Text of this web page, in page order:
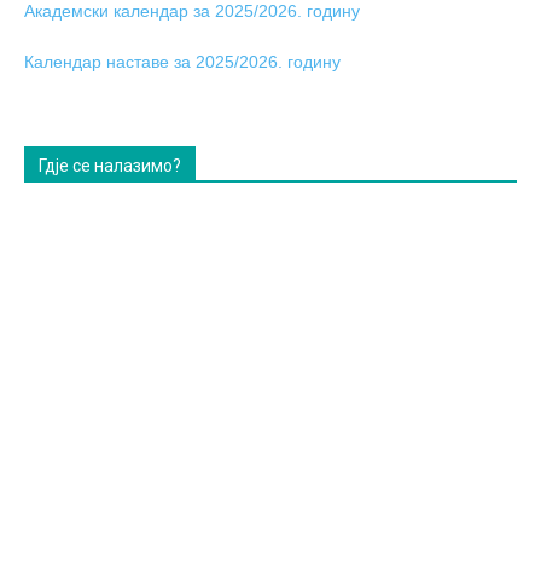
Академски календар за 2025/2026. годину
Календар наставе за 2025/2026. годину
Гдје се налазимо?